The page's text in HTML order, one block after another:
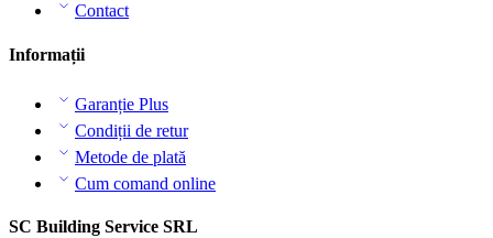
Contact
Informații
Garanție Plus
Condiții de retur
Metode de plată
Cum comand online
SC Building Service SRL